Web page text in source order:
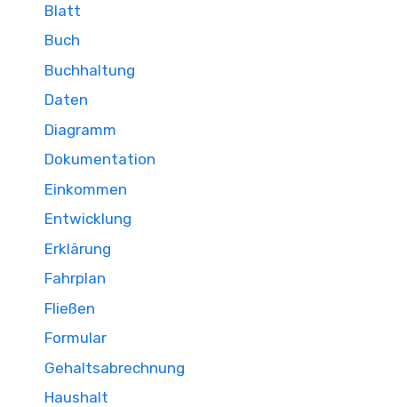
Blatt
Buch
Buchhaltung
Daten
Diagramm
Dokumentation
Einkommen
Entwicklung
Erklärung
Fahrplan
Fließen
Formular
Gehaltsabrechnung
Haushalt